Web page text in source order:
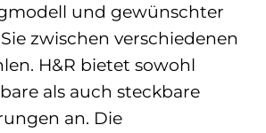
und gewünschter
zwischen verschiedenen
H&R bietet sowohl
als auch steckbare
an. Die